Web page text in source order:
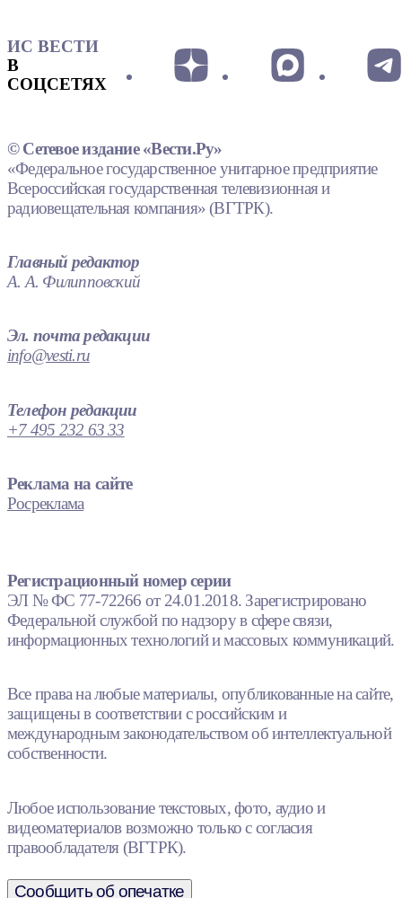
ИС ВЕСТИ
В
СОЦСЕТЯХ
© Сетевое издание «Вести.Ру»
«Федеральное государственное унитарное предприятие
Всероссийская государственная телевизионная и
радиовещательная компания» (ВГТРК).
Главный редактор
А. А. Филипповский
Эл. почта редакции
info@vesti.ru
Телефон редакции
+7 495 232 63 33
Реклама на сайте
Росреклама
Регистрационный номер серии
ЭЛ № ФС 77-72266 от 24.01.2018. Зарегистрировано
Федеральной службой по надзору в сфере связи,
информационных технологий и массовых коммуникаций.
Все права на любые материалы, опубликованные на сайте,
защищены в соответствии с российским и
международным законодательством об интеллектуальной
собственности.
Любое использование текстовых, фото, аудио и
видеоматериалов возможно только с согласия
правообладателя (ВГТРК).
Сообщить об опечатке